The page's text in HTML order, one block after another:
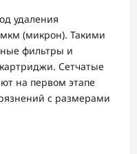
удаления
(микрон). Такими
фильтры и
Сетчатые
на первом этапе
с размерами